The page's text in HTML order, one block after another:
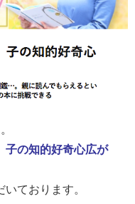
子の知的好奇心広が
ております。